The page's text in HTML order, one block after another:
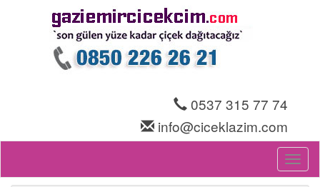
0537 315 77 74
info@ciceklazim.com